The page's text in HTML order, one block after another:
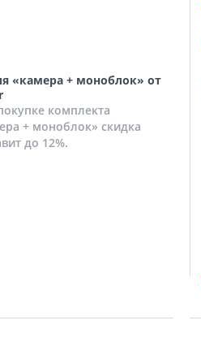
«камера + моноблок» от
комплекта
+ моноблок» скидка
до 12%.